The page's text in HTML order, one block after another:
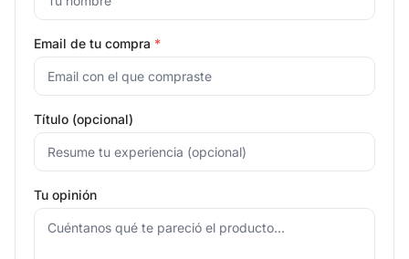
Email de tu compra *
Título (opcional)
Tu opinión